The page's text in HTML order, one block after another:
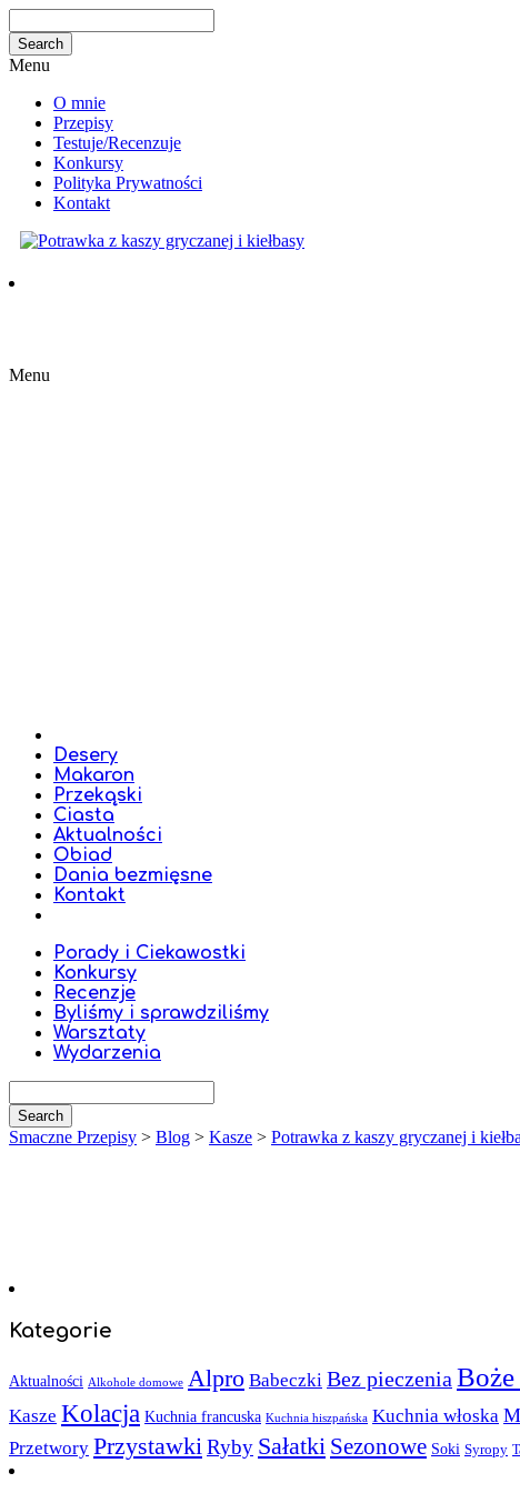
Menu
O mnie
Przepisy
Testuje/Recenzuje
Konkursy
Polityka Prywatności
Kontakt
Menu
Desery
Makaron
Przekąski
Ciasta
Aktualności
Obiad
Dania bezmięsne
Kontakt
Porady i Ciekawostki
Konkursy
Recenzje
Byliśmy i sprawdziliśmy
Warsztaty
Wydarzenia
Smaczne Przepisy > Blog > Kasze > Potrawka z kaszy gryczanej i
Kategorie
Aktualności Alkohole domowe Alpro Babeczki Bez pieczenia
Kasze Kolacja Kuchnia francuska Kuchnia hiszpańska Kuchnia włoska
Przetwory PrzystawkiRyby Sałatki Sezonowe Soki Syropy